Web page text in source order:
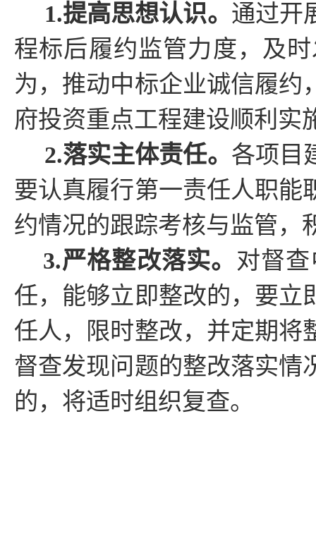
1.提高思想认识。 通过开
程标后履约监管力度，及
为，推动中标企业诚信履约
府投资重点工程建设顺利实
2.落实主体责任。 各项目
要认真履行第一责任人职能
约情况的跟踪考核与监管，
3.严格整改落实。 对督
任，能够立即整改的，要立
任人，限时整改，并定期将
督查发现问题的整改落实情
的，将适时组织复查。